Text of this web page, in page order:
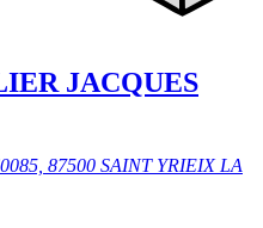
JACQUES
87500 SAINT YRIEIX LA